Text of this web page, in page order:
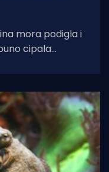
mora podigla i
cipala